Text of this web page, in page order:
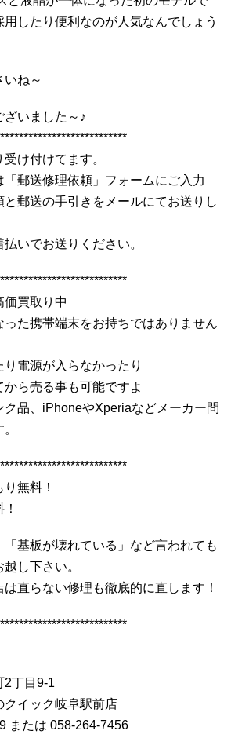
用したり便利なのが人気なんでしょう
いね～
ざいました～♪
け付けてます。
郵送修理依頼」フォームにご入力
郵送の手引きをメールにてお送りし
いでお送りください。
価買取り中
った携帯端末をお持ちではありません
電源が入らなかったり
ら売る事も可能ですよ
ク品、iPhoneやXperiaなどメーカー問
無料！
基板が壊れている」など言われても
し下さい。
直らない修理も徹底的に直します！
2丁目9-1
クイック岐阜駅前店
または 058-264-7456